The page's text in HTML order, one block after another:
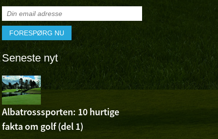
Seneste nyt
Albatrosssporten: 10 hurtige
fakta om golf (del 1)
Albatross